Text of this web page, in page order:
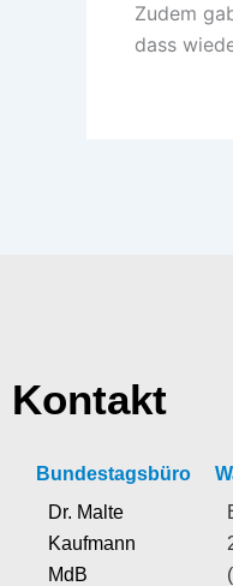
Zudem
dass
Kontakt
Bundestagsbüro
Dr. Malte
Kaufmann
MdB